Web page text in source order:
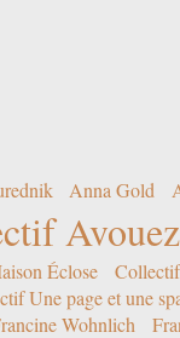
Anna Gold
Éclose
Une page et une
Wohnlich